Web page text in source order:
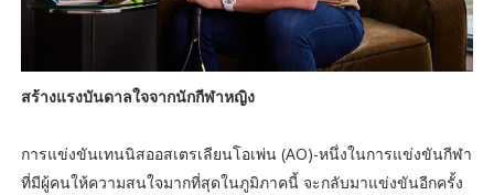
สร้างแรงบันดาลใจจากนักกีฬาหญิง
การแข่งขันเทนนิสออสเตรเลียนโอเพ่น (AO)-หนึ่งในการแข่งขันกีฬา
ที่มีผู้คนให้ความสนใจมากที่สุดในภูมิภาคนี้ จะกลับมาแข่งขันอีกครั้ง